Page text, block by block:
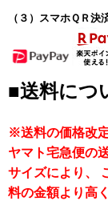
（３）スマホＱＲ決
■送料につ
※送料の価格改
ヤマト宅急便の
サイズにより、
料の金額より高